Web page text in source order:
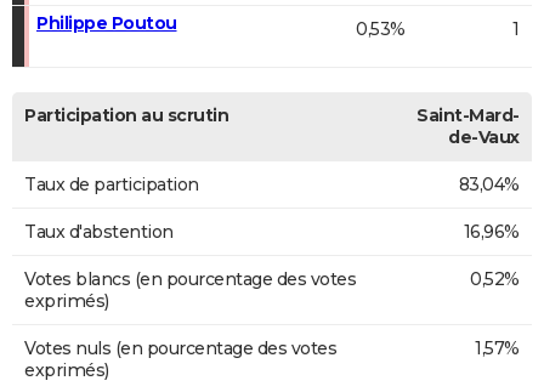
Philippe Poutou 0,53% 1
Participation au scrutin
Saint-Mard-
de-Vaux
Taux de participation 83,04%
Taux d'abstention 16,96%
Votes blancs (en pourcentage des votes
exprimés)
0,52%
Votes nuls (en pourcentage des votes
exprimés)
1,57%